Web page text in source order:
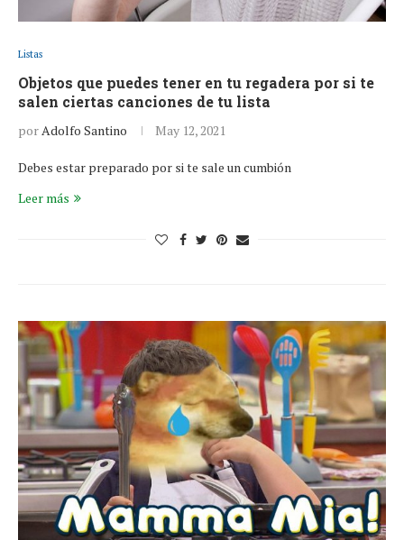
Listas
Objetos que puedes tener en tu regadera por si te
salen ciertas canciones de tu lista
porAdolfo Santino May 12, 2021
Debes estar preparado por si te sale un cumbión
Leer más